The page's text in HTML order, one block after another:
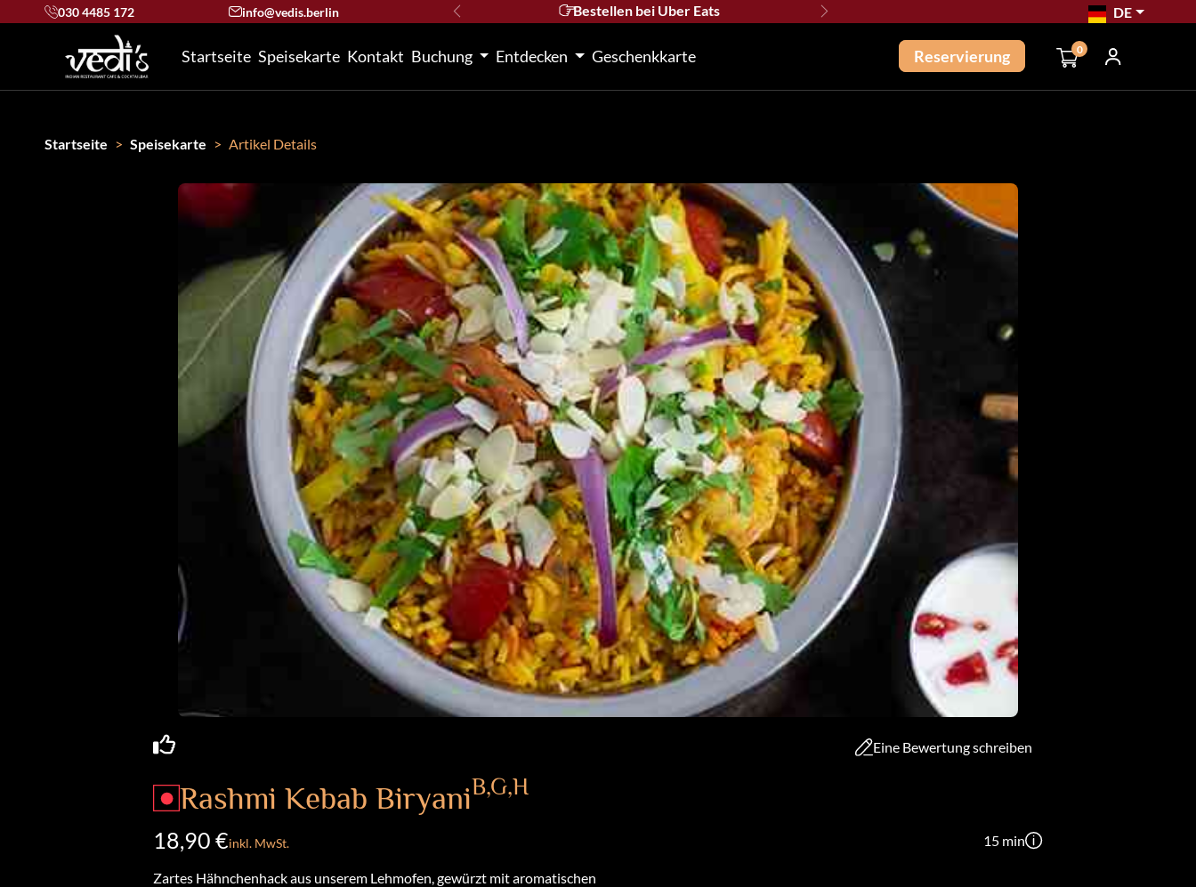
030 4485 172 info@vedis.berlin Bestellen bei Uber Eats
Vorherige Nächste DE
Startseite Speisekarte Kontakt Buchung Entdecken Geschenkkarte Reservierung 0
Startseite Speisekarte Artikel Details
Eine Bewertung schreiben
Rashmi Kebab BiryaniB,G,H
18,90 €inkl. MwSt. 15 min
Zartes Hähnchenhack aus unserem Lehmofen, gewürzt mit aromatischen